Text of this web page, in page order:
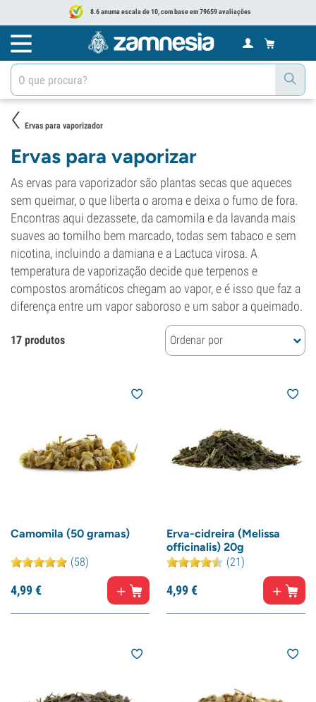
8.6 anuma escala de 10, com base em 79659 avaliações
Ervas para vaporizador
Ervas para vaporizar
As ervas para vaporizador são plantas secas que aqueces
sem queimar, o que liberta o aroma e deixa o fumo de fora.
Encontras aqui dezassete, da camomila e da lavanda mais
suaves ao tomilho bem marcado, todas sem tabaco e sem
nicotina, incluindo a damiana e a Lactuca virosa. A
temperatura de vaporização decide que terpenos e
compostos aromáticos chegam ao vapor, e é isso que faz a
diferença entre um vapor saboroso e um sabor a queimado.
17 produtos Ordenar por
Camomila (50 gramas)
(58)
4,99€
Erva-cidreira (Melissa
officinalis) 20g
(21)
4,99€